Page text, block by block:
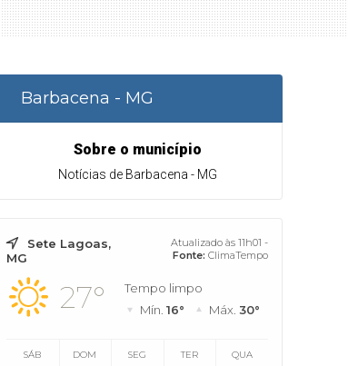
Barbacena - MG
Sobre o município
Notícias de Barbacena - MG
Sete Lagoas,
MG
Atualizado às 11h01 -
Fonte: ClimaTempo
27°
Tempo limpo
Mín. 16° Máx. 30°
SÁB DOM SEG TER QUA